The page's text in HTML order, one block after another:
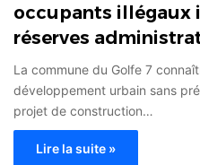
occupants illégaux
réserves
La commune du Golfe 7
développement urbain sans
projet de construction…
Lire la suite »